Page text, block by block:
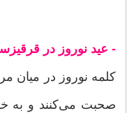
- عید نوروز در
کلمه نوروز در میان
صحبت می‌کنند و به